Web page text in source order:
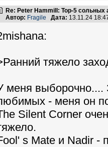
Re: Peter Hammill: Top-5 сольных
Автор: Fragile Дата: 13.11.24
тяжело
меня выборочно....
- меня он
Silent Corner
s Mate и Nadir -